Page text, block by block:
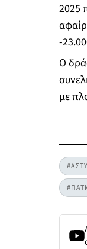
2025
-
Ο
με